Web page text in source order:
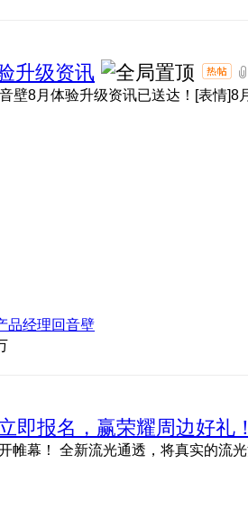
升级资讯
品经理回音壁
即报名，赢荣耀周边好礼！